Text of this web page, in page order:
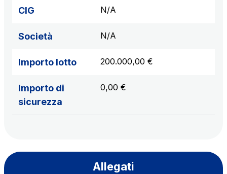
CIG N/A
Società N/A
Importo lotto 200.000,00 €
Importo di
sicurezza
0,00 €
Allegati